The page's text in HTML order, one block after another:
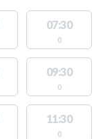
07:30
0
09:30
0
11:30
0